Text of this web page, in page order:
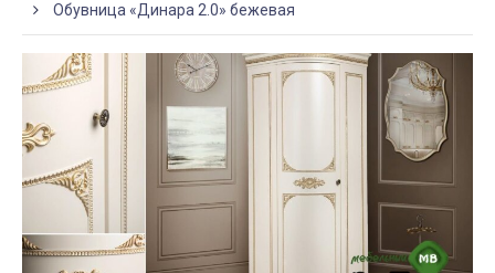
Обувница «Динара 2.0» бежевая